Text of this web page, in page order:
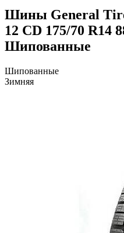
Шины General
12 CD 175/70 R14
Шипованные
Шипованные
Зимняя